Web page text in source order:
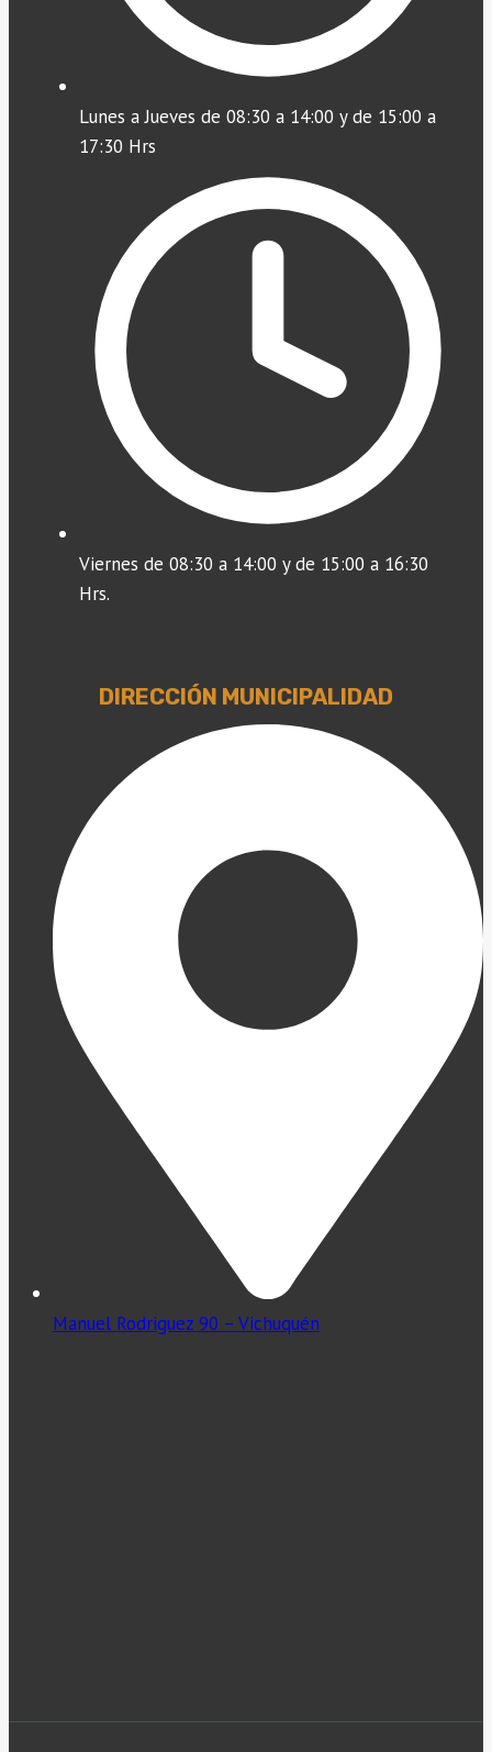
Lunes a Jueves de 08:30 a 14:00 y de 15:00 a
17:30 Hrs
Viernes de 08:30 a 14:00 y de 15:00 a 16:30
Hrs.
DIRECCIÓN MUNICIPALIDAD
Manuel Rodriguez 90 – Vichuquén